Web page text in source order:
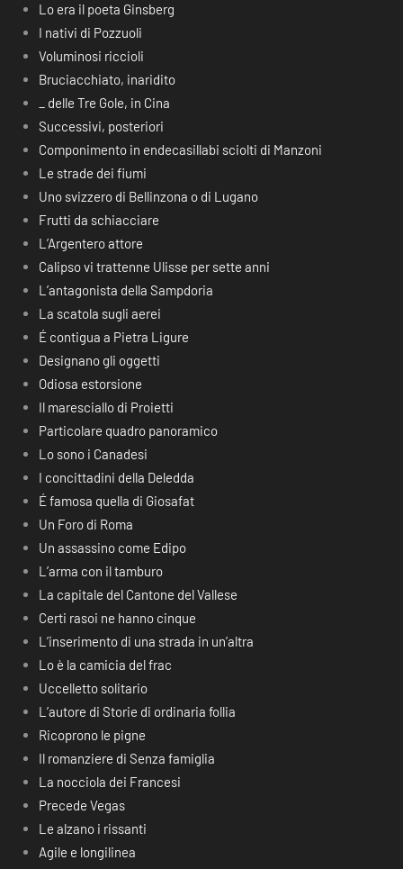
Lo era il poeta Ginsberg
I nativi di Pozzuoli
Voluminosi riccioli
Bruciacchiato, inaridito
_ delle Tre Gole, in Cina
Successivi, posteriori
Componimento in endecasillabi sciolti di Manzoni
Le strade dei fiumi
Uno svizzero di Bellinzona o di Lugano
Frutti da schiacciare
L’Argentero attore
Calipso vi trattenne Ulisse per sette anni
L’antagonista della Sampdoria
La scatola sugli aerei
É contigua a Pietra Ligure
Designano gli oggetti
Odiosa estorsione
Il maresciallo di Proietti
Particolare quadro panoramico
Lo sono i Canadesi
I concittadini della Deledda
É famosa quella di Giosafat
Un Foro di Roma
Un assassino come Edipo
L’arma con il tamburo
La capitale del Cantone del Vallese
Certi rasoi ne hanno cinque
L’inserimento di una strada in un’altra
Lo è la camicia del frac
Uccelletto solitario
L’autore di Storie di ordinaria follia
Ricoprono le pigne
Il romanziere di Senza famiglia
La nocciola dei Francesi
Precede Vegas
Le alzano i rissanti
Agile e longilinea